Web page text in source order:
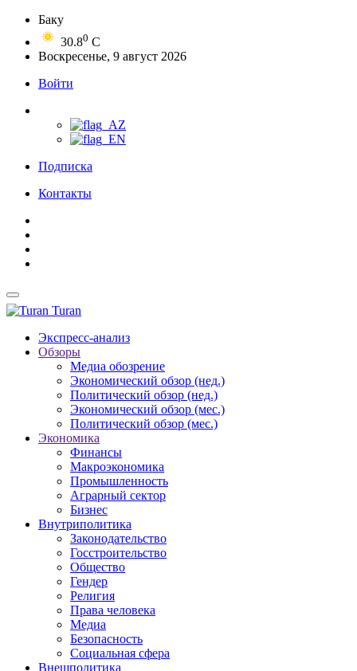
Баку
30.80 C
Воскресенье, 9 август 2026
Войти
Подписка
Контакты
Turan
Экспресс-анализ
Обзоры
Медиа обозрение
Экономический обзор (нед.)
Политический обзор (нед.)
Экономический обзор (мес.)
Политический обзор (мес.)
Экономика
Финансы
Макроэкономика
Промышленность
Аграрный сектор
Бизнес
Внутриполитика
Законодательство
Госстроительство
Общество
Гендер
Религия
Права человека
Медиа
Безопасность
Социальная сфера
Внешполитика